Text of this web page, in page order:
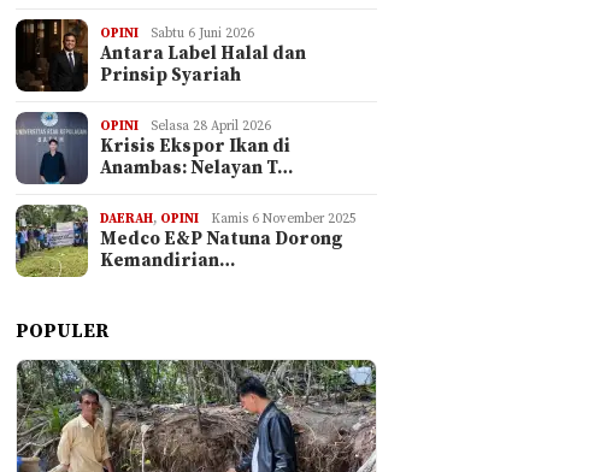
OPINI Sabtu 6 Juni 2026
Antara Label Halal dan
Prinsip Syariah
OPINI Selasa 28 April 2026
Krisis Ekspor Ikan di
Anambas: Nelayan T…
DAERAH, OPINI Kamis 6 November 2025
Medco E&P Natuna Dorong
Kemandirian…
POPULER